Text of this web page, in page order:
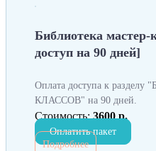
Библиотека мастер-
доступ на 90 дней]
Оплата доступа к
КЛАССОВ" на 90 дней.
Стоимость: 3600 р.
Оплатить пакет
Подробнее